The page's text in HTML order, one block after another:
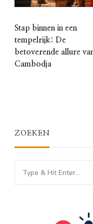
Stap binnen in een
tempelrijk: De
betoverende allure
Cambodja
ZOEKEN
Looking
for